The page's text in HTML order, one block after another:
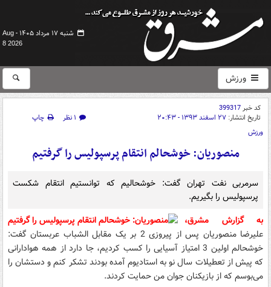
شنبه ۱۷ مرداد ۱۴۰۵ -
Aug
8 2026
ورزش
کد خبر399317
تاریخ انتشار: ۲۷ اسفند ۱۳۹۳ - ۲۰:۴۳ ۱ نظر
چاپ
ورزش
منصوریان: خوشحالم انتقام پرسپولیس را گرفتیم
سرمربی نفت تهران گفت: خوشحالیم که توانستیم انتقام شکست
پرسپولیس را بگیریم.
به گزارش مشرق،
علیرضا منصوریان پس از پیروزی 2 بر یک مقابل الشباب عربستان گفت:
خوشحالم اولین 3 امتیاز آسیایی را کسب کردیم، جا دارد از همه هوادارانی
که پیش از تعطیلات سال نو به استادیوم آمده بودند تشکر کنم و دستشان را
می‌بوسم که از بازیکنان جوان من حمایت کردند.